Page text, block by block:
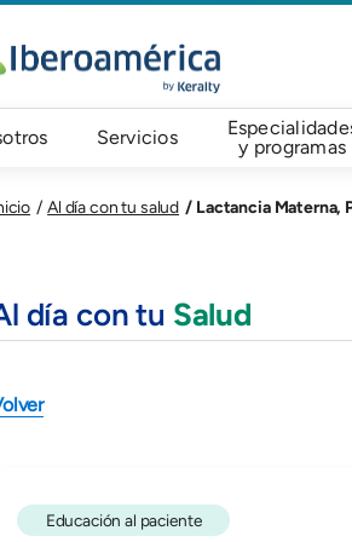
Servicios
y programas
Al día con tu salud Lactancia Materna,
día con tu Salud
Educación al paciente